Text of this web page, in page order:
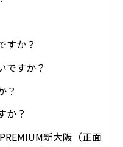
すか？
ですか？
？
か？
新大阪（正面